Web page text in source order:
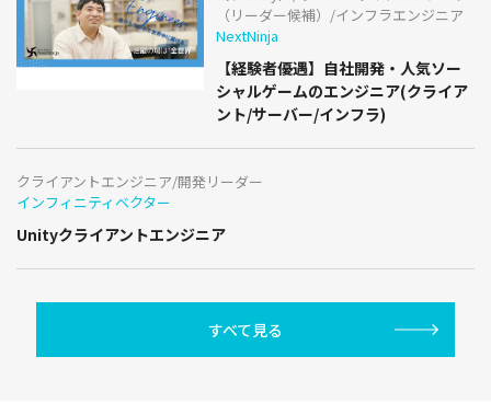
（リーダー候補）/インフラエンジニア
NextNinja
【経験者優遇】自社開発・人気ソー
シャルゲームのエンジニア(クライア
ント/サーバー/インフラ)
クライアントエンジニア/開発リーダー
インフィニティベクター
Unityクライアントエンジニア
すべて見る